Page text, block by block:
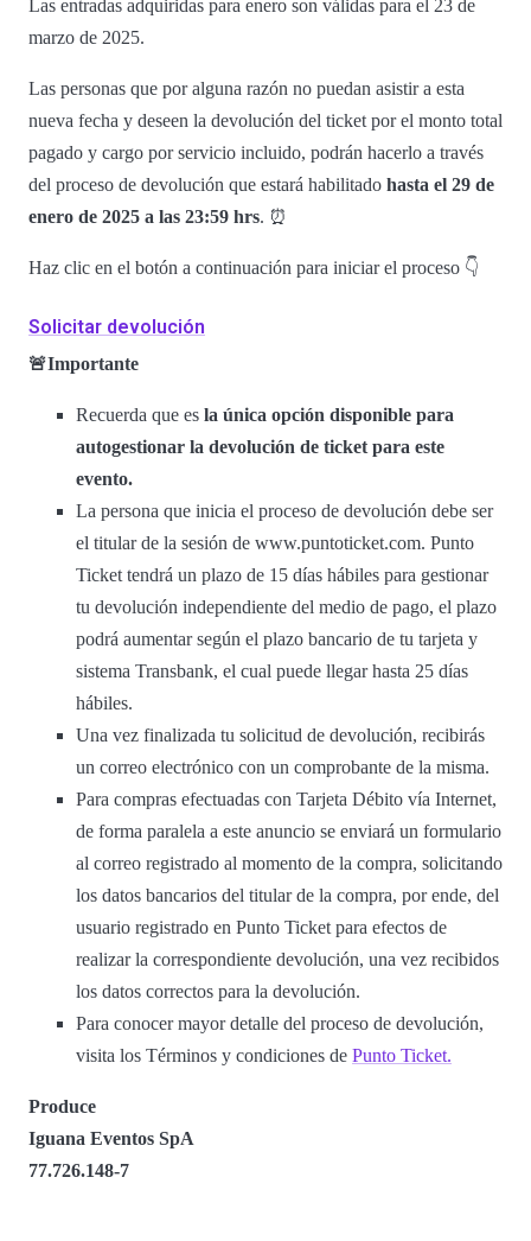
Las entradas adquiridas para enero son válidas para el 23 de
marzo de 2025.
Las personas que por alguna razón no puedan asistir a esta
nueva fecha y deseen la devolución del ticket por el monto total
pagado y cargo por servicio incluido, podrán hacerlo a través
del proceso de devolución que estará habilitado hasta el 29 de
enero de 2025 a las 23:59 hrs. ⏰
Haz clic en el botón a continuación para iniciar el proceso 👇
Solicitar devolución
🚨Importante
Recuerda que es la única opción disponible para
autogestionar la devolución de ticket para este
evento.
La persona que inicia el proceso de devolución debe ser
el titular de la sesión de www.puntoticket.com. Punto
Ticket tendrá un plazo de 15 días hábiles para gestionar
tu devolución independiente del medio de pago, el plazo
podrá aumentar según el plazo bancario de tu tarjeta y
sistema Transbank, el cual puede llegar hasta 25 días
hábiles.
Una vez finalizada tu solicitud de devolución, recibirás
un correo electrónico con un comprobante de la misma.
Para compras efectuadas con Tarjeta Débito vía Internet,
de forma paralela a este anuncio se enviará un formulario
al correo registrado al momento de la compra, solicitando
los datos bancarios del titular de la compra, por ende, del
usuario registrado en Punto Ticket para efectos de
realizar la correspondiente devolución, una vez recibidos
los datos correctos para la devolución.
Para conocer mayor detalle del proceso de devolución,
visita los Términos y condiciones de Punto Ticket.
Produce
Iguana Eventos SpA
77.726.148-7